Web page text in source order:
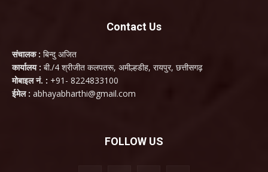
Contact Us
संचालक : बिन्दु अजित
कार्यालय : बी./4 श्रीजीत कलपतरू, अमील्हडीह, रायपुर, छत्तीसगढ़
मोबाइल नं. : +91- 8224833100
ईमेल : abhayabharthi@gmail.com
FOLLOW US